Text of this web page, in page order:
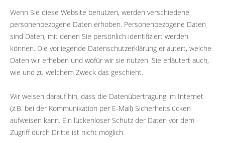
Wenn Sie diese Website benutzen, werden verschiedene
personenbezogene Daten erhoben. Personenbezogene Daten
sind Daten, mit denen Sie persönlich identifiziert werden
können. Die vorliegende Datenschutzerklärung erläutert, welche
Daten wir erheben und wofür wir sie nutzen. Sie erläutert auch,
wie und zu welchem Zweck das geschieht.
Wir weisen darauf hin, dass die Datenübertragung im Internet
(z.B. bei der Kommunikation per E-Mail) Sicherheitslücken
aufweisen kann. Ein lückenloser Schutz der Daten vor dem
Zugriff durch Dritte ist nicht möglich.